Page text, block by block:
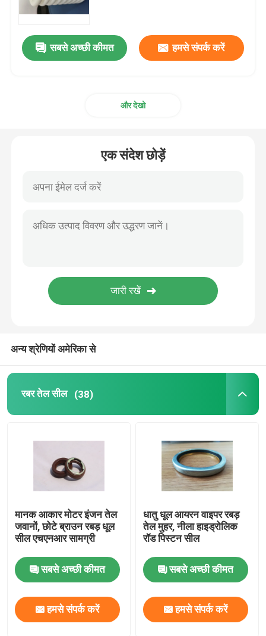
वॉशिंग मशीन सील
PTFE फ्लैट वॉशर
मोल्ड रबड़ पार्ट्स
धातु सील वॉशर
धातु फिक्सिंग और फास्टनरों
मैकेनिकल दस्ता सील
वाल्व स्टेम तेल सील
इंजन मरम्मत भागों
सबसे अच्छी कीमत हमसे संपर्क करें
और देखो
एक संदेश छोड़ें
अन्य श्रेणियों अमेरिका से
रबर तेल सील (38)
मानक आकार मोटर इंजन तेल
जवानों, छोटे ब्राउन रबड़ धूल
सील एचएनआर सामग्री
सबसे अच्छी कीमत
हमसे संपर्क करें
धातु धूल आयरन वाइपर रबड़
तेल मुहर, नीला हाइड्रोलिक
रॉड पिस्टन सील
सबसे अच्छी कीमत
हमसे संपर्क करें